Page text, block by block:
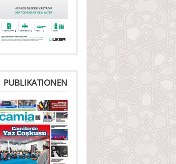
PUBLIKATIONEN